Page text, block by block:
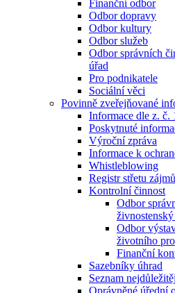
Finanční odbor
Odbor dopravy
Odbor kultury
Odbor služeb
Odbor správních
úřad
Pro podnikatele
Sociální věci
Povinně zveřejňované
Informace dle z. č.
Poskytnuté
Výroční zpráva
Informace k
Whistleblowing
Registr střetu zájmů
Kontrolní činnost
Odbor
Odbor
životního
Finanční
Sazebníky úhrad
Seznam
Oprávněné úřední